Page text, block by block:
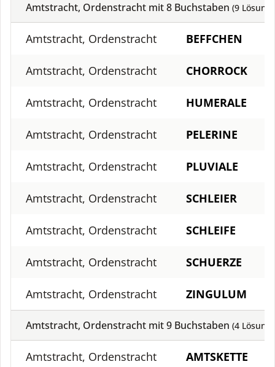
Amtstracht, Ordenstracht mit8 Buchstaben (9 Lösung)
Amtstracht, Ordenstracht BEFFCHEN
Amtstracht, Ordenstracht CHORROCK
Amtstracht, Ordenstracht HUMERALE
Amtstracht, Ordenstracht PELERINE
Amtstracht, Ordenstracht PLUVIALE
Amtstracht, Ordenstracht SCHLEIER
Amtstracht, Ordenstracht SCHLEIFE
Amtstracht, Ordenstracht SCHUERZE
Amtstracht, Ordenstracht ZINGULUM
Amtstracht, Ordenstracht mit9 Buchstaben (4 Lösung)
Amtstracht, Ordenstracht AMTSKETTE